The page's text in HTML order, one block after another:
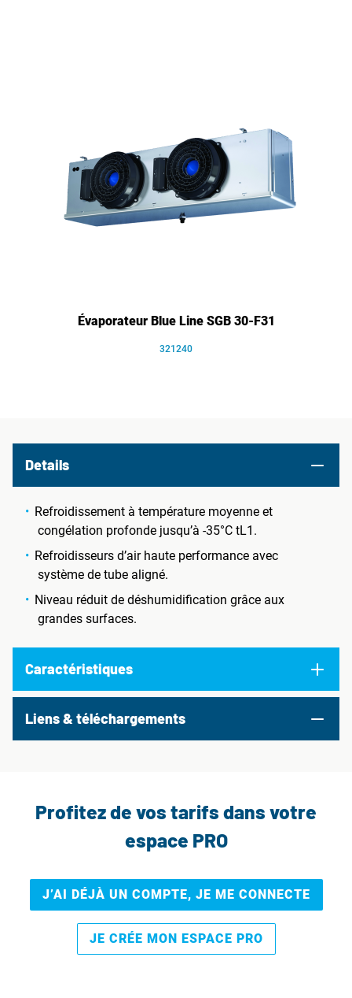
Évaporateur Blue Line SGB 30-F31
321240
Details
Refroidissement à température moyenne et
congélation profonde jusqu’à -35°C tL1.
Refroidisseurs d’air haute performance avec
système de tube aligné.
Niveau réduit de déshumidification grâce aux
grandes surfaces.
Caractéristiques
Liens & téléchargements
Profitez de vos tarifs dans votre
espace PRO
J’AI DÉJÀ UN COMPTE, JE ME CONNECTE
JE CRÉE MON ESPACE PRO